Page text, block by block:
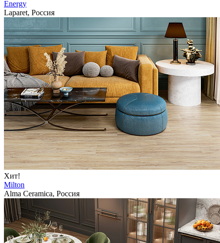
Energy
Laparet, Россия
Хит!
Milton
Alma Ceramica, Россия